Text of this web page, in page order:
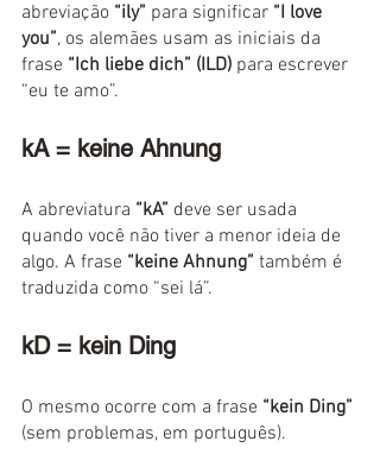
abreviação “ily” para significar “I love
you”, os alemães usam as iniciais da
frase “Ich liebe dich” (ILD) para escrever
“eu te amo”.
kA = keine Ahnung
A abreviatura “kA” deve ser usada
quando você não tiver a menor ideia de
algo. A frase “keine Ahnung” também é
traduzida como “sei lá”.
kD = kein Ding
O mesmo ocorre com a frase “kein Ding”
(sem problemas, em português).